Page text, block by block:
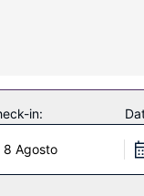
a uma seleção
e serviços
um
ligeiras. Venha tomar
in:
8 Agosto